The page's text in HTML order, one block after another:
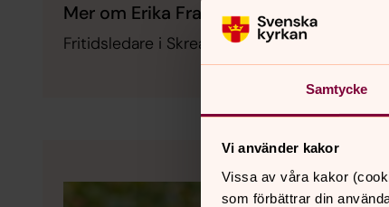
Samtycke
Vi använder kakor
Vissa av våra kakor
som förbättrar din
Mer om Erika Franke
Fritidsledare i Skrea församling och